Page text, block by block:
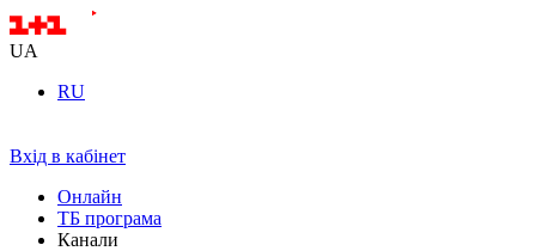
UA
RU
Вхід в кабінет
Онлайн
ТБ програма
Канали